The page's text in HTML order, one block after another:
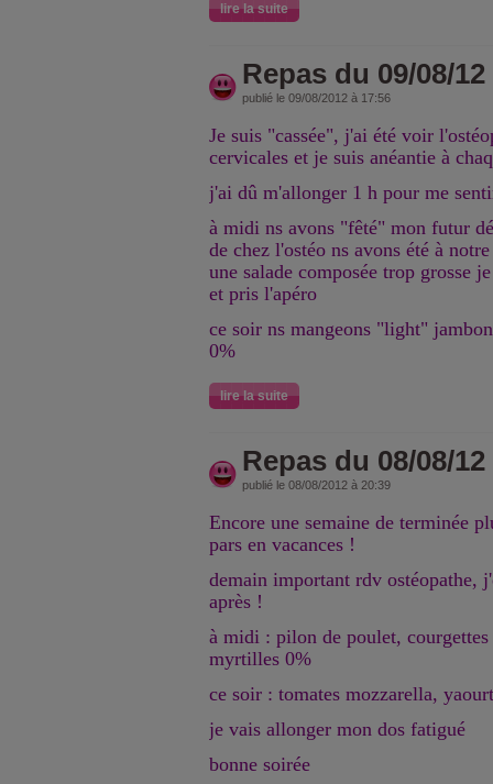
lire la suite
Repas du 09/08/12
publié le 09/08/2012 à 17:56
Je suis "cassée", j'ai été voir
cervicales et je suis anéantie à
j'ai dû m'allonger 1 h pour me
à midi ns avons "fêté" mon futur
de chez l'ostéo ns avons été à
une salade composée trop grosse
et pris l'apéro
ce soir ns mangeons "light"
0%
lire la suite
Repas du 08/08/12
publié le 08/08/2012 à 20:39
Encore une semaine de terminée
pars en vacances !
demain important rdv ostéopathe,
après !
à midi : pilon de poulet,
myrtilles 0%
ce soir : tomates mozzarella,
je vais allonger mon dos fatigué
bonne soirée